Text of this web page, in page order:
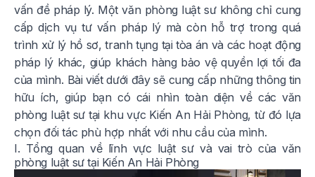
vấn đề pháp lý. Một văn phòng luật sư không chỉ cung
cấp dịch vụ tư vấn pháp lý mà còn hỗ trợ trong quá
trình xử lý hồ sơ, tranh tụng tại tòa án và các hoạt động
pháp lý khác, giúp khách hàng bảo vệ quyền lợi tối đa
của mình. Bài viết dưới đây sẽ cung cấp những thông tin
hữu ích, giúp bạn có cái nhìn toàn diện về các văn
phòng luật sư tại khu vực Kiến An Hải Phòng, từ đó lựa
chọn đối tác phù hợp nhất với nhu cầu của mình.
I. Tổng quan về lĩnh vực luật sư và vai trò của văn
phòng luật sư tại Kiến An Hải Phòng